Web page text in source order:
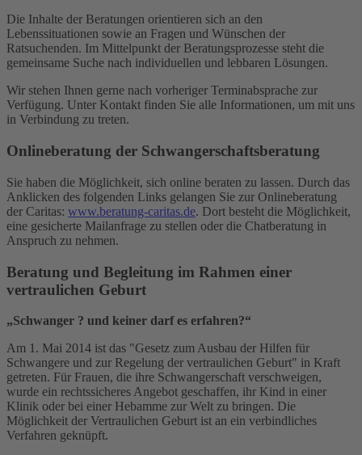
Die Inhalte der Beratungen orientieren sich an den
Lebenssituationen sowie an Fragen und Wünschen der
Ratsuchenden. Im Mittelpunkt der Beratungsprozesse steht die
gemeinsame Suche nach individuellen und lebbaren Lösungen.
Wir stehen Ihnen gerne nach vorheriger Terminabsprache zur
Verfügung. Unter Kontakt finden Sie alle Informationen, um mit uns
in Verbindung zu treten.
Onlineberatung der Schwangerschaftsberatung
Sie haben die Möglichkeit, sich online beraten zu lassen. Durch das
Anklicken des folgenden Links gelangen Sie zur Onlineberatung
der Caritas: www.beratung-caritas.de. Dort besteht die Möglichkeit,
eine gesicherte Mailanfrage zu stellen oder die Chatberatung in
Anspruch zu nehmen.
Beratung und Begleitung im Rahmen einer
vertraulichen Geburt
„Schwanger ? und keiner darf es erfahren?“
Am 1. Mai 2014 ist das "Gesetz zum Ausbau der Hilfen für
Schwangere und zur Regelung der vertraulichen Geburt" in Kraft
getreten. Für Frauen, die ihre Schwangerschaft verschweigen,
wurde ein rechtssicheres Angebot geschaffen, ihr Kind in einer
Klinik oder bei einer Hebamme zur Welt zu bringen. Die
Möglichkeit der Vertraulichen Geburt ist an ein verbindliches
Verfahren geknüpft.